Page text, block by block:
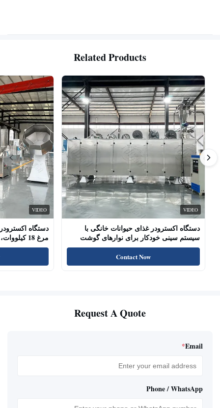
Related Products
VIDEO
دستگاه اکسترودر غذای حیوانات خانگی با
سیستم سینی خودکار برای نوارهای گوشت
سگ، چوب‌های خشک شده
Contact Now
VIDEO
دستگاه
مرغ 18
پروتئین بالا،
Request A Quote
Email
*
Phone / WhatsApp